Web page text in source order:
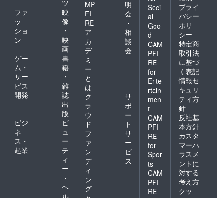
ツ
ファ
ッ
ショ
ン
映
像
・
映
画
ゲー
ム・
サー
ビス
開発
書
籍
・
雑
誌
出
版
ビジ
ネ
ス・
起業
ビ
ュ
ー
テ
ィ
ー
・
ヘ
ル
MP
FI
RE
ア
カ
デ
ミ
ー
と
は
明
会
・
相
談
会
ク
ラ
ウ
ド
フ
ァ
ン
デ
ィ
ン
グ
サ
ポ
ー
ト
サ
ー
ビ
ス
Soci
al
Goo
d
CAM
PFI
RE
for
Ente
rtain
men
t
CAM
PFI
RE
for
Spor
ts
CAM
PFI
RE
プライ
バシー
ポリ
シー
特定商
取引法
に基づ
く表記
情報セ
キュリ
ティ方
針
反社基
本方針
カスタ
マーハ
ラスメ
ントに
対する
考え方
クッ